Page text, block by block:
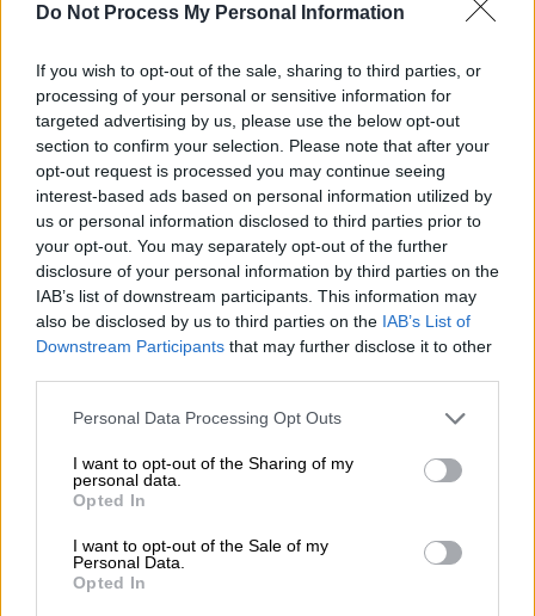
Do Not Process My Personal Information
If you wish to opt-out of the sale, sharing to third parties, or
processing of your personal or sensitive information for
targeted advertising by us, please use the below opt-out
section to confirm your selection. Please note that after your
opt-out request is processed you may continue seeing
interest-based ads based on personal information utilized by
us or personal information disclosed to third parties prior to
your opt-out. You may separately opt-out of the further
disclosure of your personal information by third parties on the
IAB’s list of downstream participants. This information may
also be disclosed by us to third parties on the IAB’s List of
Downstream Participants that may further disclose it to other
Please note that this website/app uses one or more Google
not limited to your visit or usage behaviour. You may click to
grant or deny consent to Google and its third-party tags to
use your data for below specified purposes in below Google
consent section.
Personal Data Processing Opt Outs
I want to opt-out of the Sharing of my
personal data.
Opted In
I want to opt-out of the Sale of my
Personal Data.
Opted In
Τεχνολογία|13.01.2022 06:01
Σχεδόν 5 ώρες της μέρας «ξοδέψαμε»
στην οθόνη του κινητού το 2021
εφαρμογές